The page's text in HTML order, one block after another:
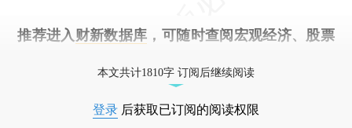
推荐进入 财新数据库 ，可随时查阅宏观经济、股票
本文共计1810字 订阅后继续阅读
登录 后获取已订阅的阅读权限